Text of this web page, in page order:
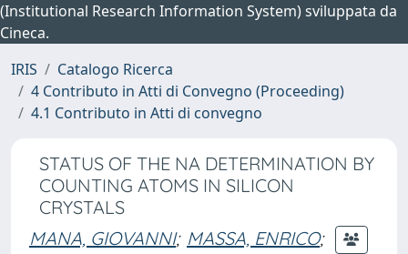
(Institutional Research Information System) sviluppata da
Cineca.
IRIS
Catalogo Ricerca
4 Contributo in Atti di Convegno (Proceeding)
4.1 Contributo in Atti di convegno
STATUS OF THE NA DETERMINATION BY
COUNTING ATOMS IN SILICON
CRYSTALS
MANA, GIOVANNI; MASSA, ENRICO;